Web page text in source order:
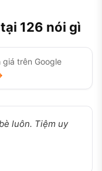
126 nói gì
trên Google
luôn. Tiệm uy